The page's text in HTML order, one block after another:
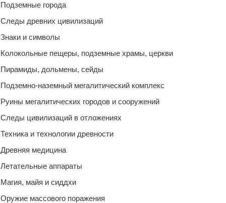
Подземные города
Следы древних цивилизаций
Знаки и символы
Колокольные пещеры, подземные храмы, церкви
Пирамиды, дольмены, сейды
Подземно-наземный мегалитический комплекс
Руины мегалитических городов и сооружений
Следы цивилизаций в отложениях
Техника и технологии древности
Древняя медицина
Летательные аппараты
Магия, майя и сиддхи
Оружие массового поражения